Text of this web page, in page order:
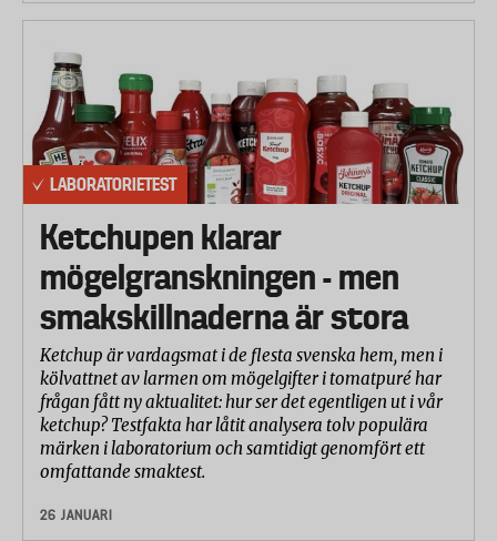
LABORATORIETEST
Ketchupen klarar
mögelgranskningen - men
smakskillnaderna är stora
Ketchup är vardagsmat i de flesta svenska hem, men i
kölvattnet av larmen om mögelgifter i tomatpuré har
frågan fått ny aktualitet: hur ser det egentligen ut i vår
ketchup? Testfakta har låtit analysera tolv populära
märken i laboratorium och samtidigt genomfört ett
omfattande smaktest.
26 JANUARI